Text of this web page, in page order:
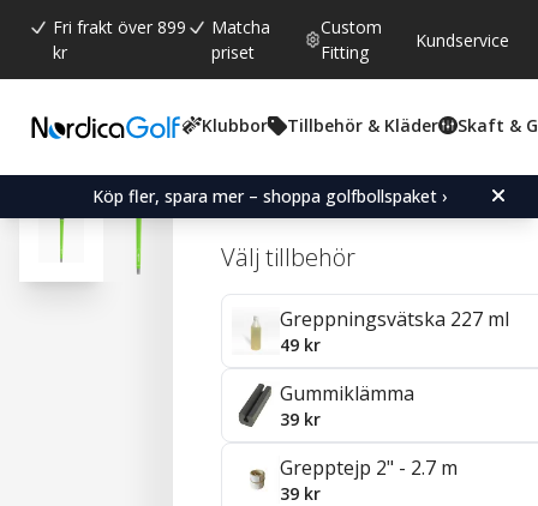
Fri frakt över 899
kr
Matcha
priset
Custom
Fitting
Kundservice
Klubbor Tillbehör & Kläder Skaft &
Köp fler, spara mer – shoppa golfbollspaket ›
Snittbetyg:
4.7 (röster:
41)
Karma Neion II Green
Välj tillbehör
Greppningsvätska 227 ml
49 kr
Gummiklämma
39 kr
Grepptejp 2" - 2.7 m
39 kr